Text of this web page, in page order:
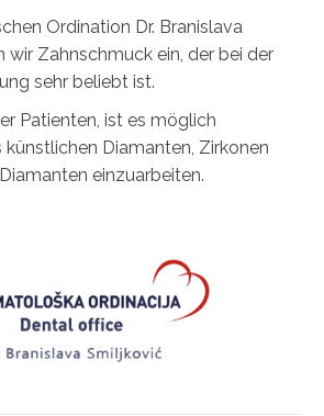
Ordination Dr. Branislava
wir Zahnschmuck ein, der bei der
sehr beliebt ist.
Patienten, ist es möglich
Diamanten, Zirkonen
einzuarbeiten.